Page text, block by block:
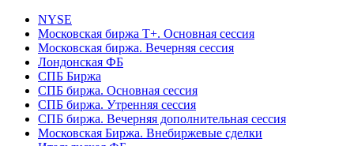
NYSE
Московская биржа Т+. Основная сессия
Московская биржа. Вечерняя сессия
Лондонская ФБ
СПБ Биржа
СПБ биржа. Основная сессия
СПБ биржа. Утренняя сессия
СПБ биржа. Вечерняя дополнительная сессия
Московская Биржа. Внебиржевые сделки